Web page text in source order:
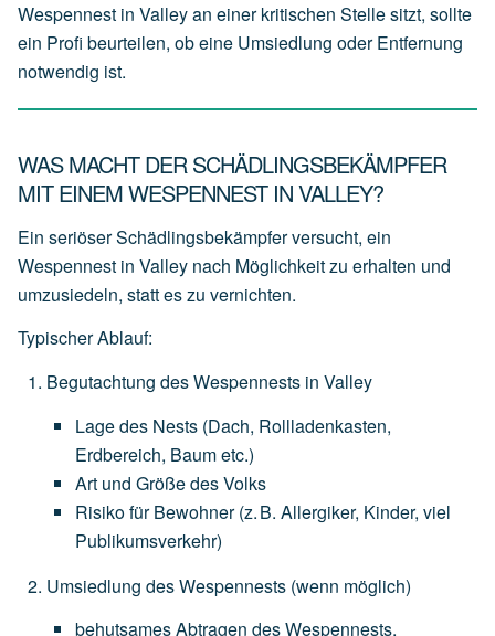
Wespennest in Valley an einer kritischen Stelle sitzt, sollte
ein Profi beurteilen, ob eine Umsiedlung oder Entfernung
notwendig ist.
WAS MACHT DER SCHÄDLINGSBEKÄMPFER
MIT EINEM WESPENNEST IN VALLEY?
Ein seriöser Schädlingsbekämpfer versucht, ein
Wespennest in Valley nach Möglichkeit zu erhalten und
umzusiedeln, statt es zu vernichten.
Typischer Ablauf:
Begutachtung des Wespennests in Valley
Lagedes Nests (Dach, Rollladenkasten,
Erdbereich, Baumetc.)
Art und GrößedesVolks
Risikofür Bewohner (z.B. Allergiker, Kinder, viel
Publikumsverkehr)
Umsiedlung des Wespennests (wenn möglich)
behutsamesAbtragen desWespennests,